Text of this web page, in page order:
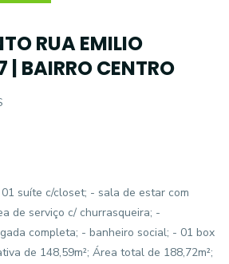
RUA EMILIO
| BAIRRO CENTRO
suíte c/closet; - sala de estar com
de serviço c/ churrasqueira; -
completa; - banheiro social; - 01 box
de 148,59m²; Área total de 188,72m²;